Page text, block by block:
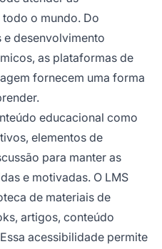
o mundo. Do
desenvolvimento
as plataformas de
fornecem uma forma
educacional como
elementos de
para manter as
e motivadas. O LMS
de materiais de
artigos, conteúdo
acessibilidade permite